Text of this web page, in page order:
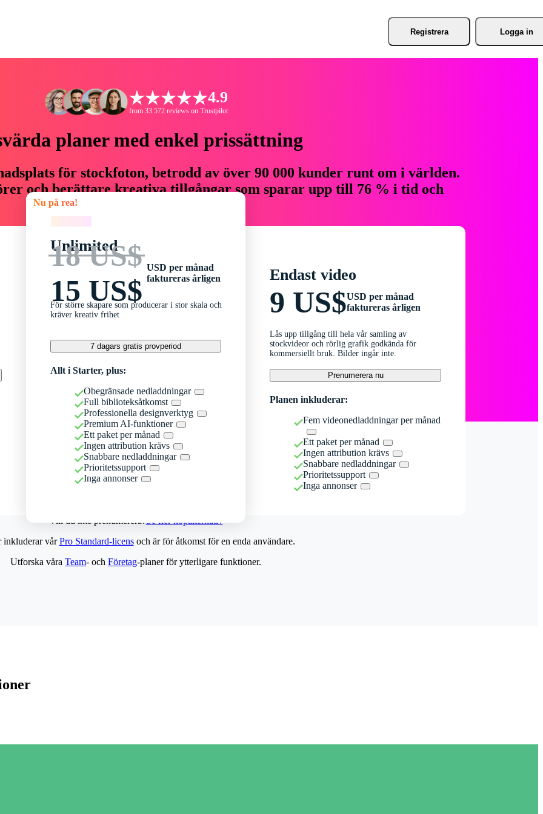
Registrera Logga in
4.9
from 33 572 reviews on Trustpilot
planer med enkel prissättning
för stockfoton, betrodd av över 90 000 kunder runt om i världen.
och berättare kreativa tillgångar som sparar upp till 76 % i tid och
Nu på rea!
Unlimited
18 US$
15 US$
USD per månad
faktureras årligen
För större skapare som producerar i stor skala och
kräver kreativ frihet
7 dagars gratis provperiod
Allt i Starter, plus:
Obegränsade nedladdningar
Full biblioteksåtkomst
Professionella designverktyg
Premium AI-funktioner
Ett paket per månad
Ingen attribution krävs
Snabbare nedladdningar
Prioritetssupport
Inga annonser
Endast video
9 US$USD per månad
faktureras årligen
Lås upp tillgång till hela vår samling av
stockvideor och rörlig grafik godkända för
kommersiellt bruk. Bilder ingår inte.
Prenumerera nu
Planen inkluderar:
Fem videonedladdningar per månad
Ett paket per månad
Ingen attribution krävs
Snabbare nedladdningar
Prioritetssupport
Inga annonser
Vill du inte prenumerera?Se fler köpalternativ
inkluderar vårPro Standard-licensoch är för åtkomst för en enda användare.
Utforska våra Team- och Företag-planer för ytterligare funktioner.